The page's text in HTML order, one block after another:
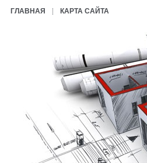
ГЛАВНАЯ КАРТА САЙТА